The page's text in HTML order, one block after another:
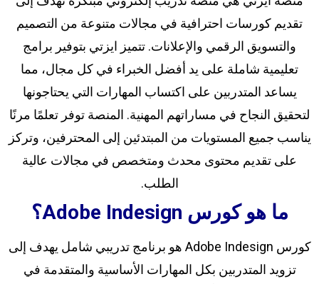
تقديم كورسات احترافية في مجالات متنوعة من التصميم
والتسويق الرقمي والإعلانات. تتميز ايزتي بتوفير برامج
تعليمية شاملة على يد أفضل الخبراء في كل مجال، مما
يساعد المتدربين على اكتساب المهارات التي يحتاجونها
لتحقيق النجاح في مساراتهم المهنية. المنصة توفر تعلمًا مرنًا
يناسب جميع المستويات من المبتدئين إلى المحترفين، وتركز
على تقديم محتوى محدث ومتخصص في مجالات عالية
الطلب.
ما هو كورس Adobe Indesign؟
كورس Adobe Indesign هو برنامج تدريبي شامل يهدف إلى
تزويد المتدربين بكل المهارات الأساسية والمتقدمة في